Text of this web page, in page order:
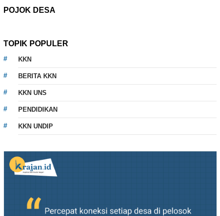
POJOK DESA
TOPIK POPULER
KKN
BERITA KKN
KKN UNS
PENDIDIKAN
KKN UNDIP